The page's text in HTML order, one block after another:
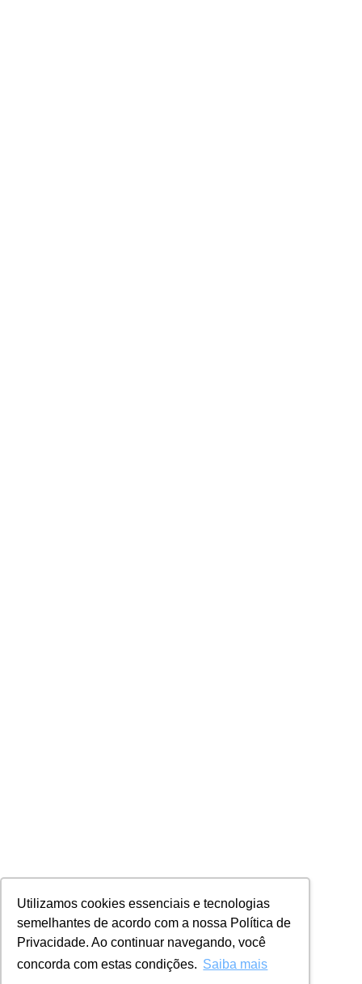
Utilizamos cookies essenciais e tecnologias
semelhantes de acordo com a nossa Política de
Privacidade. Ao continuar navegando, você
concorda com estas condições. Saiba mais